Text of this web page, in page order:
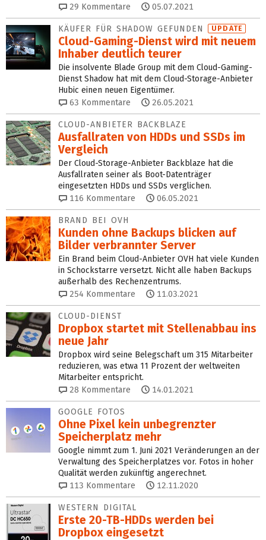
29 Kommentare 05.07.2021
KÄUFER FÜR SHADOW GEFUNDEN UPDATE
Cloud-Gaming-Dienst wird mit neuem
Inhaber deutlich teurer
Die insolvente Blade Group mit dem Cloud-Gaming-
Dienst Shadow hat mit dem Cloud-Storage-Anbieter
Hubic einen neuen Eigentümer.
63 Kommentare 26.05.2021
CLOUD-ANBIETER BACKBLAZE
Ausfallraten von HDDs und SSDs im
Vergleich
Der Cloud-Storage-Anbieter Backblaze hat die
Ausfallraten seiner als Boot-Datenträger
eingesetzten HDDs und SSDs verglichen.
116 Kommentare 06.05.2021
BRAND BEI OVH
Kunden ohne Backups blicken auf
Bilder verbrannter Server
Ein Brand beim Cloud-Anbieter OVH hat viele Kunden
in Schockstarre versetzt. Nicht alle haben Backups
außerhalb des Rechenzentrums.
254 Kommentare 11.03.2021
CLOUD-DIENST
Dropbox startet mit Stellenabbau ins
neue Jahr
Dropbox wird seine Belegschaft um 315 Mitarbeiter
reduzieren, was etwa 11 Prozent der weltweiten
Mitarbeiter entspricht.
28 Kommentare 14.01.2021
GOOGLE FOTOS
Ohne Pixel kein unbegrenzter
Speicherplatz mehr
Google nimmt zum 1. Juni 2021 Veränderungen an der
Verwaltung des Speicherplatzes vor. Fotos in hoher
Qualität werden zukünftig angerechnet.
113 Kommentare 12.11.2020
WESTERN DIGITAL
Erste 20-TB-HDDs werden bei
Dropbox eingesetzt